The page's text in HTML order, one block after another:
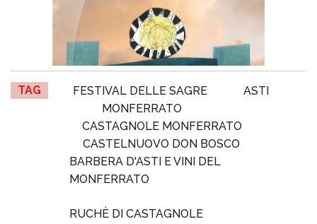
TAG FESTIVAL DELLE SAGRE
ASTI
MONFERRATO
CASTAGNOLE MONFERRATO
CASTELNUOVO DON BOSCO
BARBERA D'ASTI E VINI DEL
MONFERRATO
RUCHÈ DI CASTAGNOLE